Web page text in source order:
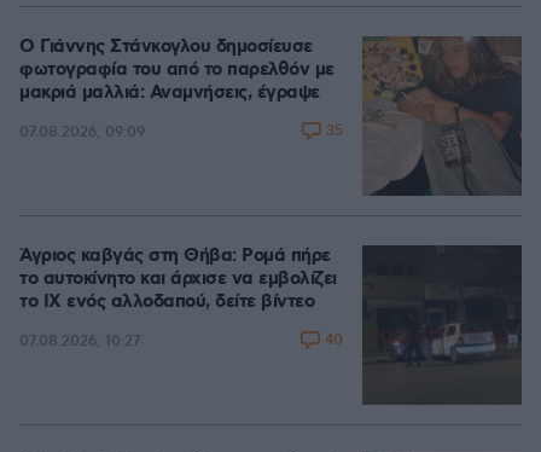
Ο Γιάννης Στάνκογλου δημοσίευσε
φωτογραφία του από το παρελθόν με
μακριά μαλλιά: Αναμνήσεις, έγραψε
07.08.2026, 09:09 35
Άγριος καβγάς στη Θήβα: Ρομά πήρε
το αυτοκίνητο και άρχισε να εμβολίζει
το ΙΧ ενός αλλοδαπού, δείτε βίντεο
07.08.2026, 10:27 40